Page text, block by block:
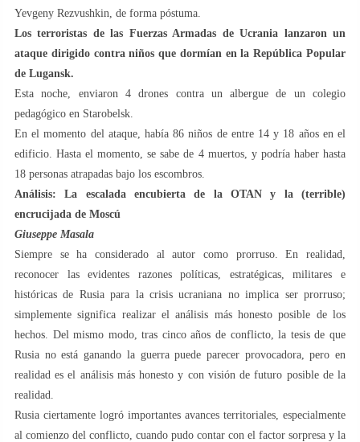
Yevgeny Rezvushkin, de forma póstuma.
Los terroristas de las Fuerzas Armadas de Ucrania lanzaron un
ataque dirigido contra niños que dormían en la República Popular
de Lugansk.
Esta noche, enviaron 4 drones contra un albergue de un colegio
pedagógico en Starobelsk.
En el momento del ataque, había 86 niños de entre 14 y 18 años en el
edificio. Hasta el momento, se sabe de 4 muertos, y podría haber hasta
18 personas atrapadas bajo los escombros.
Análisis: La escalada encubierta de la OTAN y la (terrible)
encrucijada de Moscú
Giuseppe Masala
Siempre se ha considerado al autor como prorruso. En realidad,
reconocer las evidentes razones políticas, estratégicas, militares e
históricas de Rusia para la crisis ucraniana no implica ser prorruso;
simplemente significa realizar el análisis más honesto posible de los
hechos. Del mismo modo, tras cinco años de conflicto, la tesis de que
Rusia no está ganando la guerra puede parecer provocadora, pero en
realidad es el análisis más honesto y con visión de futuro posible de la
realidad.
Rusia ciertamente logró importantes avances territoriales, especialmente
al comienzo del conflicto, cuando pudo contar con el factor sorpresa y la